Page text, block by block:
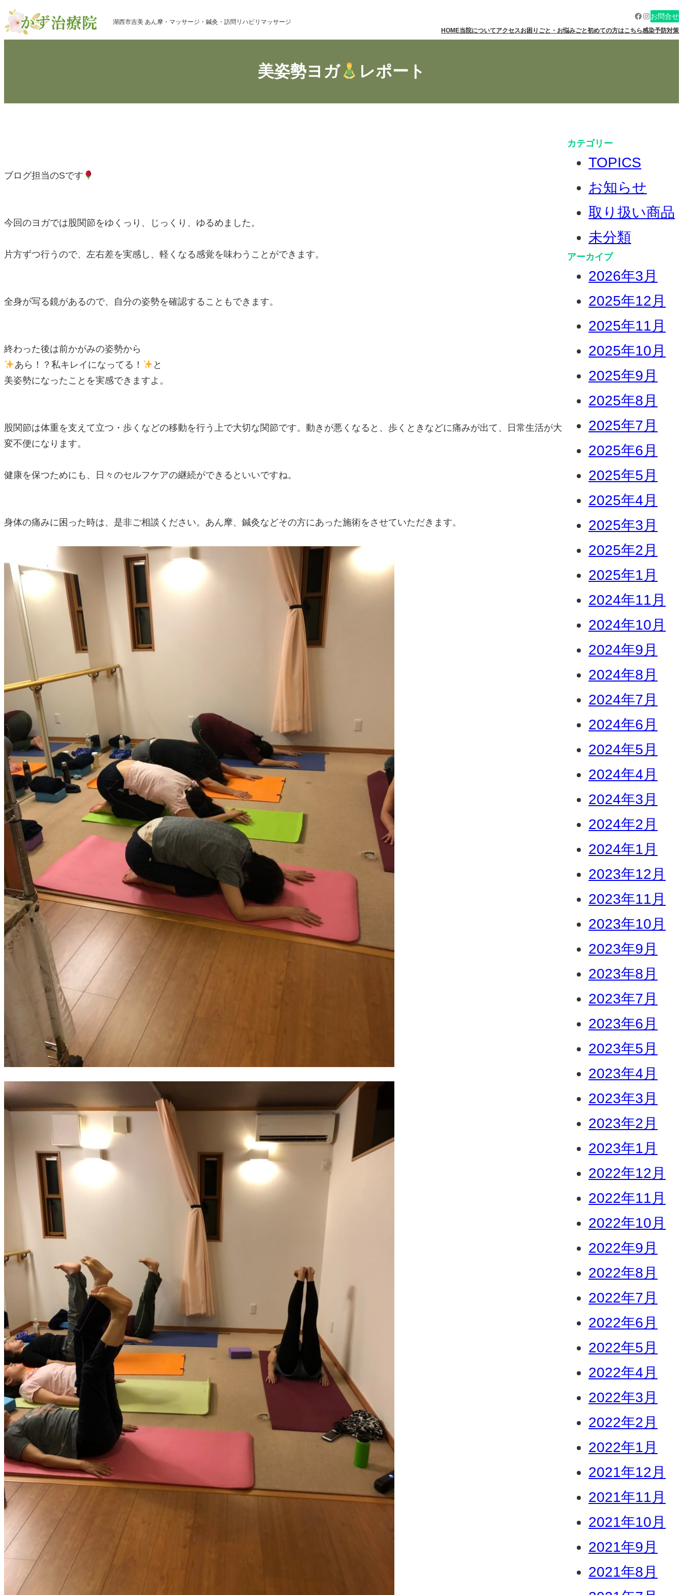
内
容
湖西市吉美 あん摩・マッサージ・鍼灸・訪問リハビリマッサージ
Facebook
Instagram
お問合せ
HOME当院についてアクセスお困りごと・お悩みごと初めての方はこちら感染予防対策
美姿勢ヨガ レポート
ブログ担当のSです
今回のヨガでは股関節をゆくっり、じっくり、ゆるめました。
片方ずつ行うので、左右差を実感し、 軽くなる感覚を味わうことができます。
全身が写る鏡があるので、自分の姿勢を確認することもできます。
終わった後は前かがみの姿勢から
あら！？私キレイになってる！
と
美姿勢になったことを実感できますよ。
股関節は体重を支えて立つ・歩くなどの移動を行う上で大切な関節です。 動きが悪くなると、歩くときなどに痛みが出て、日常生活が大
変不便になります。
健康を保つためにも、日々のセルフケアの継続ができるといいですね。
身体の痛みに困った時は、是非ご相談ください。あん摩、鍼灸などその方にあった施術をさせていただきます。
カテゴリー
TOPICS
お知らせ
取り扱い商品
未分類
アーカイブ
2026年3月
2025年12月
2025年11月
2025年10月
2025年9月
2025年8月
2025年7月
2025年6月
2025年5月
2025年4月
2025年3月
2025年2月
2025年1月
2024年11月
2024年10月
2024年9月
2024年8月
2024年7月
2024年6月
2024年5月
2024年4月
2024年3月
2024年2月
2024年1月
2023年12月
2023年11月
2023年10月
2023年9月
2023年8月
2023年7月
2023年6月
2023年5月
2023年4月
2023年3月
2023年2月
2023年1月
2022年12月
2022年11月
2022年10月
2022年9月
2022年8月
2022年7月
2022年6月
2022年5月
2022年4月
2022年3月
2022年2月
2022年1月
2021年12月
2021年11月
2021年10月
2021年9月
2021年8月